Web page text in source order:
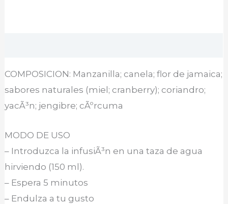
COMPOSICION: Manzanilla; canela; flor de jamaica;
sabores naturales (miel; cranberry); coriandro;
yacÃ³n; jengibre; cÃºrcuma
MODO DE USO
– Introduzca la infusiÃ³n en una taza de agua
hirviendo (150 ml).
– Espera 5 minutos
– Endulza a tu gusto